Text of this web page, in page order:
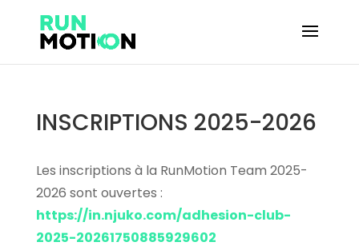
INSCRIPTIONS 2025-2026
Les inscriptions à la RunMotion Team 2025-
2026 sont ouvertes :
https://in.njuko.com/adhesion-club-
2025-20261750885929602